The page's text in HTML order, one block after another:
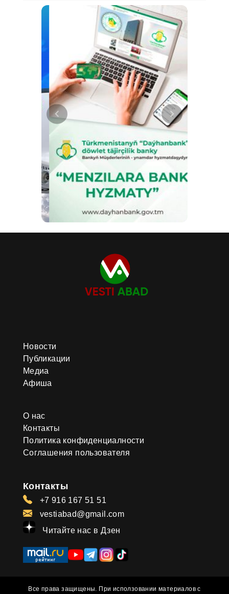
Новости
Публикации
Медиа
Афиша
О нас
Контакты
Политика конфиденциалности
Соглашения пользователя
Контакты
+7 916 167 51 51
vestiabad@gmail.com
Читайте нас в Дзен
Все права защищены. При исползовании материалов с